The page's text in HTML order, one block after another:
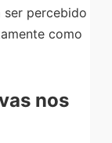
ser percebido
como
nos